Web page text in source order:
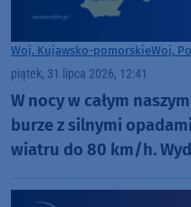
Woj. Kujawsko-pomorskieWoj.
piątek, 31 lipca 2026, 12:41
W nocy w całym
burze z silnymi
wiatru do 80 km/h.